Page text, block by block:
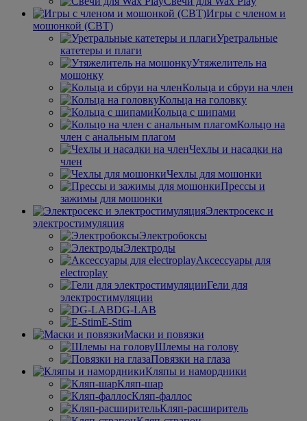
Игры с членом и
мошонкой (CBT)
Уретральные
катетеры и плаги
Утяжелитель на
мошонку
Кольца и сбруи на член
Кольца на головку
Кольца с шипами
Кольцо на
член с анальным плагом
Чехлы и насадки на
член
Чехлы для мошонки
Прессы и
зажимы для мошонки
Электросекс и
электростимуляция
Электробоксы
Электроды
Аксессуары для
electroplay
Гели для
электростимуляции
DG-LAB
E-Stim
Маски и повязки
Шлемы на голову
Повязки на глаза
Кляпы и намордники
Кляп-шар
Кляп-фаллос
Кляп-расширитель